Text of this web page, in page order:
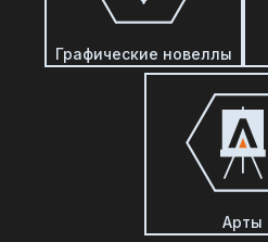
Графические новеллы
Арты